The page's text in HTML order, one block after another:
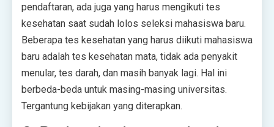
pendaftaran, ada juga yang harus mengikuti tes
kesehatan saat sudah lolos seleksi mahasiswa baru.
Beberapa tes kesehatan yang harus diikuti mahasiswa
baru adalah tes kesehatan mata, tidak ada penyakit
menular, tes darah, dan masih banyak lagi. Hal ini
berbeda-beda untuk masing-masing universitas.
Tergantung kebijakan yang diterapkan.